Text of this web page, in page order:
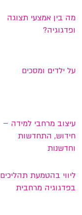
מה בין אמצעי תצוגה
ופדגוגיה?
על ילדים ומסכים
עיצוב מרחבי למידה –
חידוש, התחדשות
וחדשנות
ליווי בהטמעת תהליכים
בפדגוגיה מרחבית